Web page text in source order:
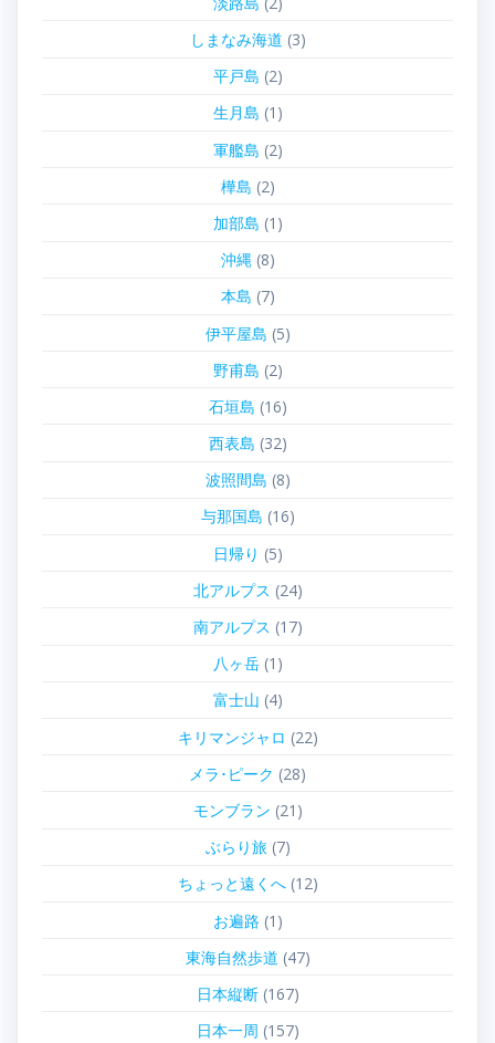
しまなみ海道 (3)
平戸島 (2)
生月島 (1)
軍艦島 (2)
樺島 (2)
加部島 (1)
沖縄(8)
本島 (7)
伊平屋島 (5)
野甫島 (2)
石垣島 (16)
西表島 (32)
波照間島 (8)
与那国島 (16)
日帰り (5)
北アルプス (24)
南アルプス (17)
八ヶ岳(1)
富士山 (4)
キリマンジャロ (22)
メラ･ピーク (28)
モンブラン (21)
ぶらり旅(7)
ちょっと遠くへ(12)
お遍路 (1)
東海自然歩道 (47)
日本縦断(167)
日本一周 (157)